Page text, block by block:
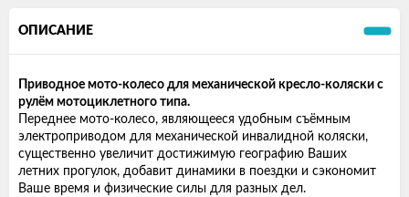
ОПИСАНИЕ
Приводное мото-колесо для механической кресло-коляски с
рулём мотоциклетного типа.
Переднее мото-колесо, являющееся удобным съёмным
электроприводом для механической инвалидной коляски,
существенно увеличит достижимую географию Ваших
летних прогулок, добавит динамики в поездки и сэкономит
Ваше время и физические силы для разных дел.